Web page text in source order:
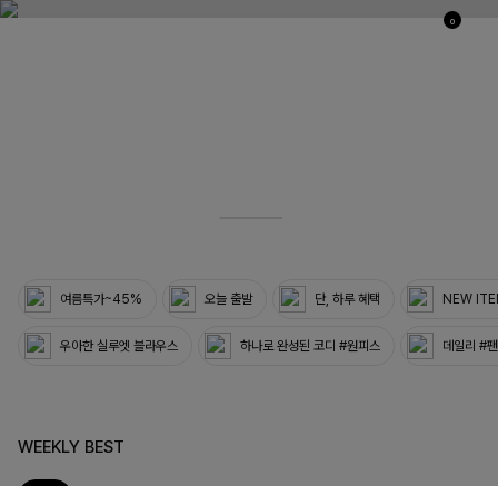
0
여름특가~45% 오늘 출발 단, 하루 혜택 NEW
우아한 실루엣 블라우스 하나로 완성된 코디 #원피스 데일리 #
WEEKLY BEST